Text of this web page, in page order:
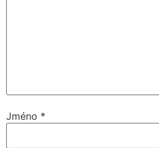
Jméno *